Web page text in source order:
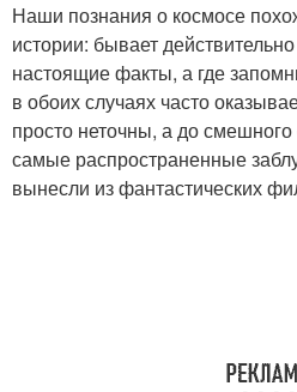
Наши познания о космосе
истории: бывает
настоящие факты, а где
в обоих случаях часто
просто неточны, а до
самые распространенные
вынесли из фантастических